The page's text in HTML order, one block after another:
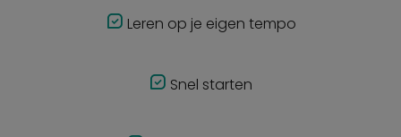
Leren op je eigen tempo
Snel starten